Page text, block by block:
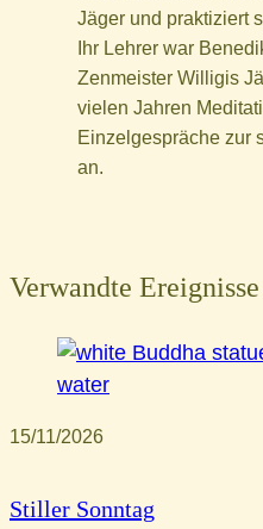
Jäger und praktiziert
Ihr Lehrer war
Zenmeister Willigis
vielen Jahren
Einzelgespräche zur
an.
Verwandte Ereignisse
15/11/2026
Stiller Sonntag